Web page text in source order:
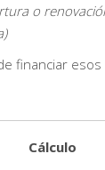
o
financiar
Cálculo